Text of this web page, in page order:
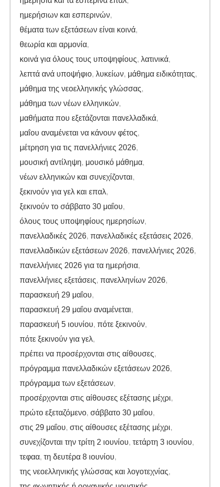
ημερήσιων και εσπερινών,
θέματα των εξετάσεων είναι κοινά,
θεωρία και αρμονία,
κοινά για όλους τους υποψηφίους, λατινικά,
λεπτά ανά υποψήφιο, λυκείων, μάθημα ειδικότητας,
μάθημα της νεοελληνικής γλώσσας,
μάθημα των νέων ελληνικών,
μαθήματα που εξετάζονται πανελλαδικά,
μαΐου αναμένεται να κάνουν φέτος,
μέτρηση για τις πανελλήνιες 2026,
μουσική αντίληψη, μουσικό μάθημα,
νέων ελληνικών και συνεχίζονται,
ξεκινούν για γελ και επαλ,
ξεκινούν το σάββατο 30 μαΐου,
όλους τους υποψηφίους ημερησίων,
πανελλαδικές 2026, πανελλαδικές εξετάσεις 2026,
πανελλαδικών εξετάσεων 2026, πανελλήνιες 2026,
πανελλήνιες 2026 για τα ημερήσια,
πανελλήνιες εξετάσεις, πανελληνίων 2026,
παρασκευή 29 μαΐου,
παρασκευή 29 μαΐου αναμένεται,
παρασκευή 5 ιουνίου, πότε ξεκινούν,
πότε ξεκινούν για γελ,
πρέπει να προσέρχονται στις αίθουσες,
πρόγραμμα πανελλαδικών εξετάσεων 2026,
πρόγραμμα των εξετάσεων,
προσέρχονται στις αίθουσες εξέτασης μέχρι,
πρώτο εξεταζόμενο, σάββατο 30 μαΐου,
στις 29 μαΐου, στις αίθουσες εξέτασης μέχρι,
συνεχίζονται την τρίτη 2 ιουνίου, τετάρτη 3 ιουνίου,
τεφαα, τη δευτέρα 8 ιουνίου,
της νεοελληνικής γλώσσας και λογοτεχνίας,